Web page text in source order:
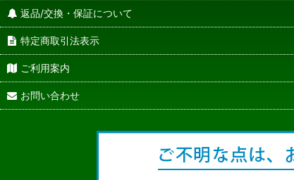
返品/交換・保証について
特定商取引法表示
ご利用案内
お問い合わせ